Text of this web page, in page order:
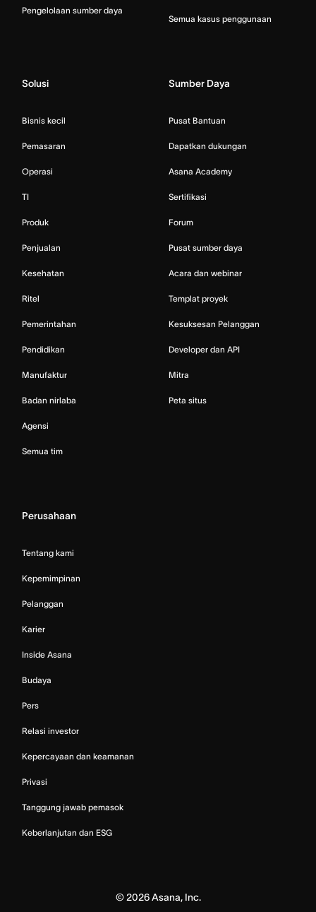
Pengelolaan sumber daya
Semua kasus penggunaan
Solusi
Bisnis kecil
Pemasaran
Operasi
TI
Produk
Penjualan
Kesehatan
Ritel
Pemerintahan
Pendidikan
Manufaktur
Badan nirlaba
Agensi
Semua tim
Sumber Daya
Pusat Bantuan
Dapatkan dukungan
Asana Academy
Sertifikasi
Forum
Pusat sumber daya
Acara dan webinar
Templat proyek
Kesuksesan Pelanggan
Developer dan API
Mitra
Peta situs
Perusahaan
Tentang kami
Kepemimpinan
Pelanggan
Karier
Inside Asana
Budaya
Pers
Relasi investor
Kepercayaan dan keamanan
Privasi
Tanggung jawab pemasok
Keberlanjutan dan ESG
© 2026Asana, Inc.